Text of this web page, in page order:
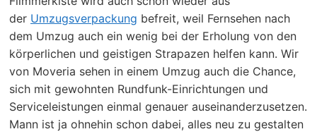
der Umzugsverpackung befreit, weil Fernsehen nach
dem Umzug auch ein wenig bei der Erholung von den
körperlichen und geistigen Strapazen helfen kann. Wir
von Moveria sehen in einem Umzug auch die Chance,
sich mit gewohnten Rundfunk-Einrichtungen und
Serviceleistungen einmal genauer auseinanderzusetzen.
Mann ist ja ohnehin schon dabei, alles neu zu gestalten